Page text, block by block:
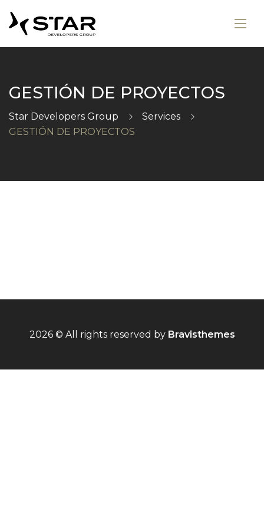
GESTIÓN DE PROYECTOS
Star Developers Group
Services
GESTIÓN DE PROYECTOS
2026 © All rights reserved by Bravisthemes